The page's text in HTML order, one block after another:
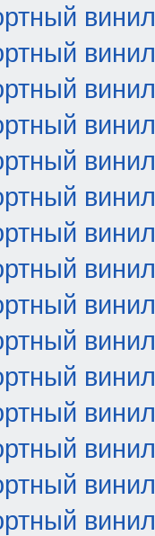
винил
винил
винил
винил
винил
винил
винил
винил
винил
винил
винил
винил
винил
винил
винил